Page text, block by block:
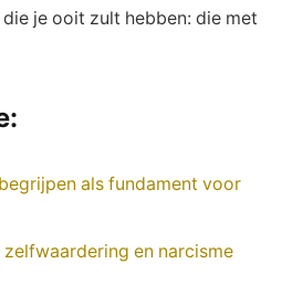
je ooit zult hebben: die‍ met
als fundament voor
zelfwaardering en ⁤narcisme⁢